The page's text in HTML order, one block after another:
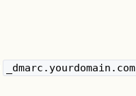
_dmarc.yourdomain.com